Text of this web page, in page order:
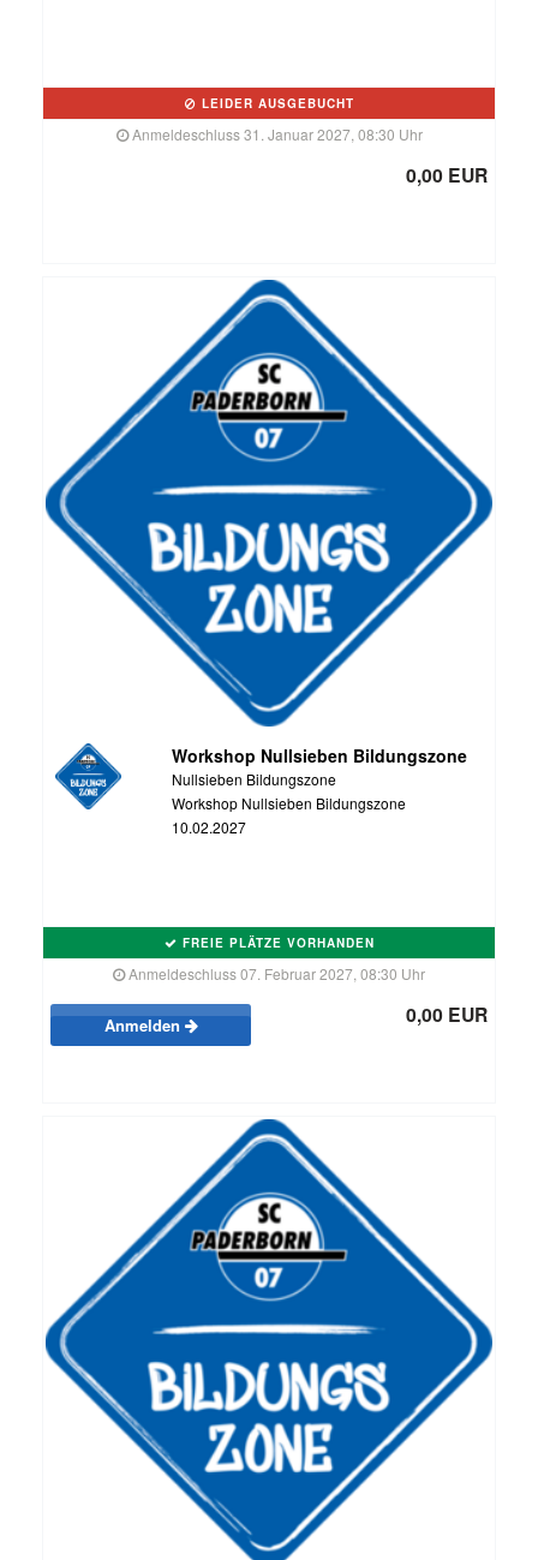
LEIDER AUSGEBUCHT
Anmeldeschluss 31. Januar 2027, 08:30 Uhr
0,00 EUR
Workshop Nullsieben Bildungszone
Nullsieben Bildungszone
Workshop Nullsieben Bildungszone
10.02.2027
FREIE PLÄTZE VORHANDEN
Anmeldeschluss 07. Februar 2027, 08:30 Uhr
Anmelden 0,00 EUR